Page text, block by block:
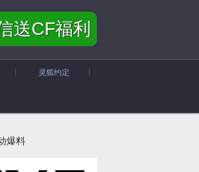
送CF福利
灵狐约定
爆料